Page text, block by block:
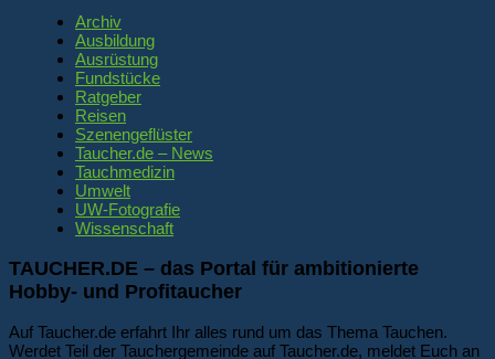
Archiv
Ausbildung
Ausrüstung
Fundstücke
Ratgeber
Reisen
Szenengeflüster
Taucher.de – News
Tauchmedizin
Umwelt
UW-Fotografie
Wissenschaft
TAUCHER.DE – das Portal für ambitionierte
Hobby- und Profitaucher
Auf Taucher.de erfahrt Ihr alles rund um das Thema Tauchen.
Werdet Teil der Tauchergemeinde auf Taucher.de, meldet Euch an